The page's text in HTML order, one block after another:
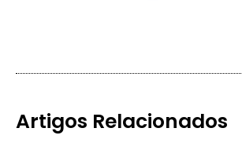
Artigos Relacionados